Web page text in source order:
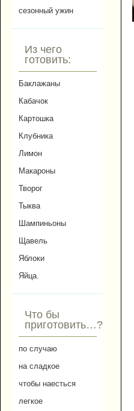
сезонный ужин
Из чего
готовить:
Баклажаны
Кабачок
Картошка
Клубника
Лимон
Макароны
Творог
Тыква
Шампиньоны
Щавель
Яблоки
Яйца.
Что бы
приготовить…?
по случаю
на сладкое
чтобы наесться
легкое